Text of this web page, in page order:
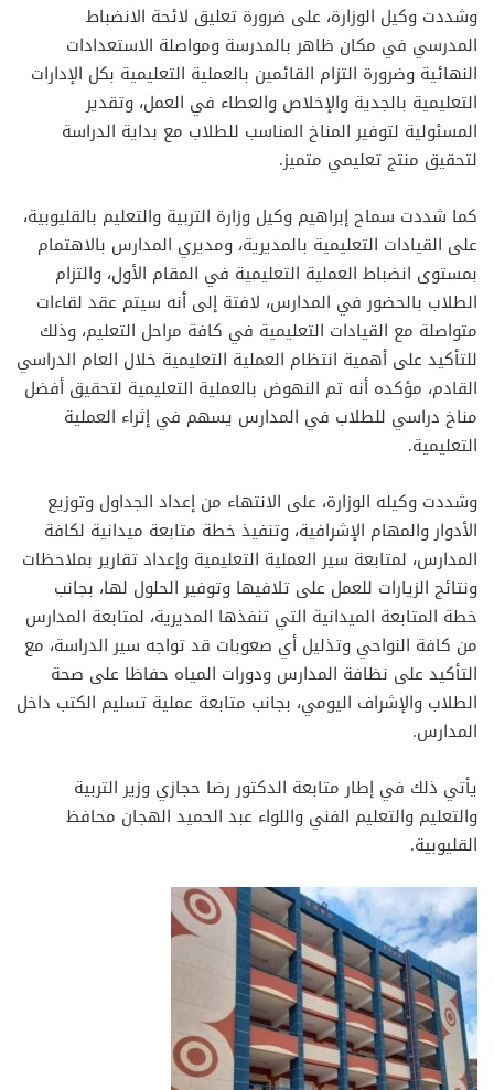
وشددت وكيل الوزارة، على ضرورة تعليق لائحة الانضباط
المدرسي في مكان ظاهر بالمدرسة ومواصلة الاستعدادات
النهائية وضرورة التزام القائمين بالعملية التعليمية بكل الإدارات
التعليمية بالجدية والإخلاص والعطاء في العمل، وتقدير
المسئولية لتوفير المناخ المناسب للطلاب مع بداية الدراسة
لتحقيق منتج تعليمي متميز.
كما شددت سماح إبراهيم وكيل وزارة التربية والتعليم بالقليوبية،
على القيادات التعليمية بالمديرية، ومديري المدارس بالاهتمام
بمستوى انضباط العملية التعليمية في المقام الأول، والتزام
الطلاب بالحضور في المدارس، لافتة إلى أنه سيتم عقد لقاءات
متواصلة مع القيادات التعليمية في كافة مراحل التعليم، وذلك
للتأكيد على أهمية انتظام العملية التعليمية خلال العام الدراسي
القادم، مؤكده أنه تم النهوض بالعملية التعليمية لتحقيق أفضل
مناخ دراسي للطلاب في المدارس يسهم في إثراء العملية
التعليمية.
وشددت وكيله الوزارة، على الانتهاء من إعداد الجداول وتوزيع
الأدوار والمهام الإشرافية، وتنفيذ خطة متابعة ميدانية لكافة
المدارس، لمتابعة سير العملية التعليمية وإعداد تقارير بملاحظات
ونتائج الزيارات للعمل على تلافيها وتوفير الحلول لها، بجانب
خطة المتابعة الميدانية التي تنفذها المديرية، لمتابعة المدارس
من كافة النواحي وتذليل أي صعوبات قد تواجه سير الدراسة، مع
التأكيد على نظافة المدارس ودورات المياه حفاظا على صحة
الطلاب والإشراف اليومي، بجانب متابعة عملية تسليم الكتب داخل
المدارس.
يأتي ذلك في إطار متابعة الدكتور رضا حجازي وزير التربية
والتعليم والتعليم الفني واللواء عبد الحميد الهجان محافظ
القليوبية.